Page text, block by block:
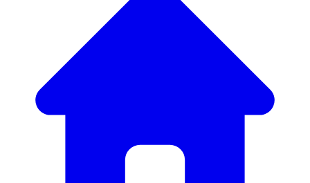
Descubre nuestra amplia selección de mobiliario de diseño
Nuestro Catálogo de
Mobiliario
lujo, tenemos todo lo necesario para crear el ambiente